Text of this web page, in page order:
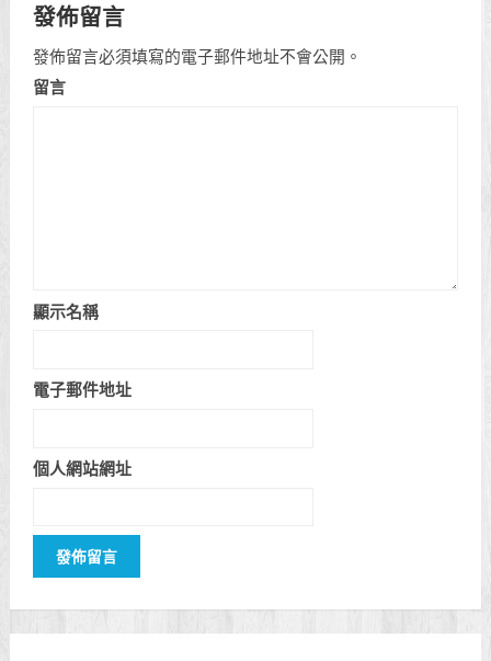
發佈留言
發佈留言必須填寫的電子郵件地址不會公開。
留言
顯示名稱
電子郵件地址
個人網站網址